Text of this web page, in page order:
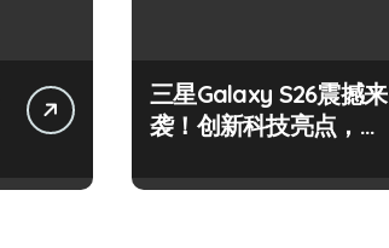
三星Galaxy S26震撼来
袭！创新科技亮点，一